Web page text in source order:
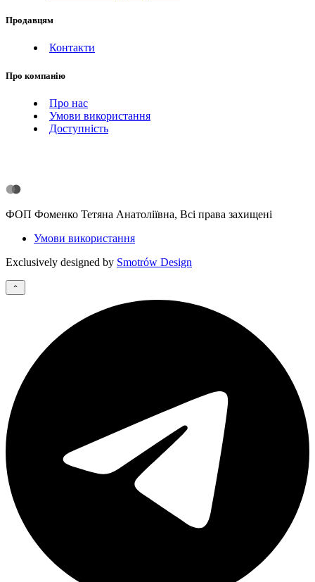
Продавцям
Контакти
Про компанію
Про нас
Умови використання
Доступність
ФОП Фоменко Тетяна Анатоліївна, Всі права захищені
Умови використання
Exclusively designed by Smotrów Design